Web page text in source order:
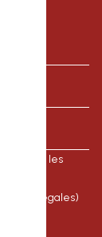
les
légales)